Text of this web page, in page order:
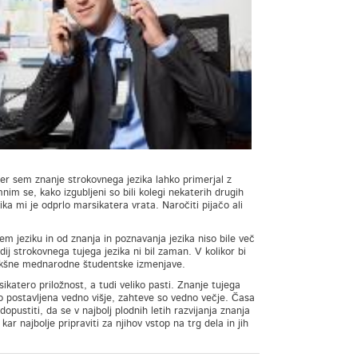
sem znanje strokovnega jezika lahko primerjal z
se, kako izgubljeni so bili kolegi nekaterih drugih
mi je odprlo marsikatera vrata. Naročiti pijačo ali
jeziku in od znanja in poznavanja jezika niso bile več
strokovnega tujega jezika ni bil zaman. V kolikor bi
mednarodne študentske izmenjave.
priložnost, a tudi veliko pasti. Znanje tujega
vedno višje, zahteve so vedno večje. Časa
da se v najbolj plodnih letih razvijanja znanja
najbolje pripraviti za njihov vstop na trg dela in jih